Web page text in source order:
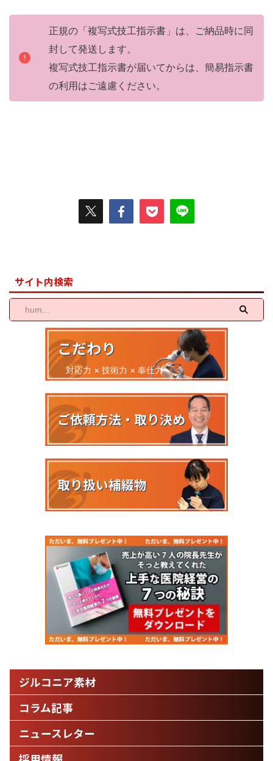
正規の「複写式技工指示書」は、ご納品時に同
封して発送します。
複写式技工指示書が届いてからは、簡易指示書
の利用はご遠慮ください。
サイト内検索
こだわり
対応力 × 技術力 × 奉仕力
ご依頼方法・取り決め
取り扱い補綴物
ジルコニア素材
コラム記事
ニュースレター